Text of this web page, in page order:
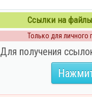
Ссылки на файлы
Только для личного
Для получения